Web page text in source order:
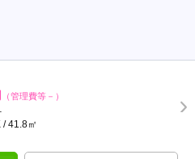
（管理費等－）
41.8㎡